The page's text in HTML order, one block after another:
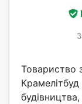
Товариство